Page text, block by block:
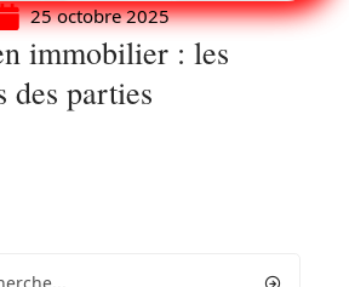
25 octobre 2025
immobilier : les
des parties